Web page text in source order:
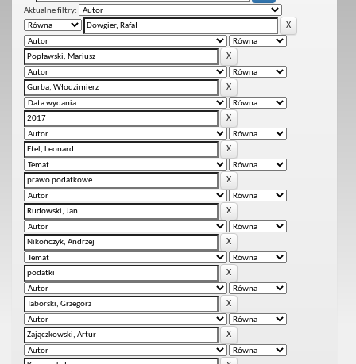
Aktualne filtry: